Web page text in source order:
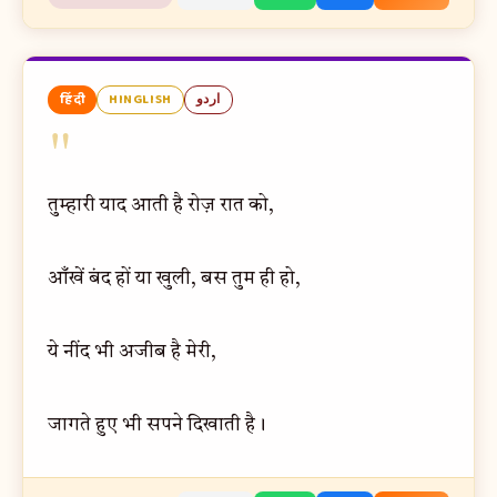
हिंदी HINGLISH اردو
"
तुम्हारी याद आती है रोज़ रात को,
आँखें बंद हों या खुली, बस तुम ही हो,
ये नींद भी अजीब है मेरी,
जागते हुए भी सपने दिखाती है।